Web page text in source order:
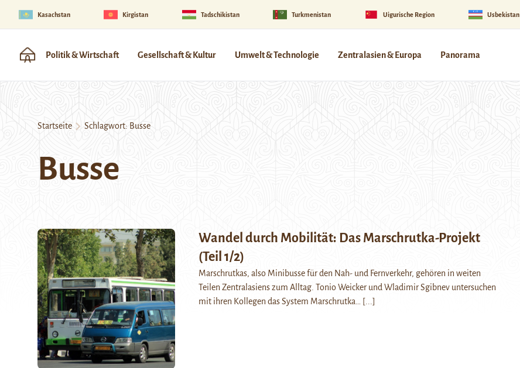
Kasachstan Kirgistan Tadschikistan Turkmenistan Uigurische Region Usbekistan
Politik & Wirtschaft Gesellschaft & Kultur Umwelt & Technologie Zentralasien & Europa Panorama
Startseite Schlagwort: Busse
Busse
Wandel durch Mobilität: Das Marschrutka-Projekt
(Teil 1/2)
Marschrutkas, also Minibusse für den Nah- und Fernverkehr, gehören in weiten
Teilen Zentralasiens zum Alltag. Tonio Weicker und Wladimir Sgibnev untersuchen
mit ihren Kollegen das System Marschrutka…
[...]